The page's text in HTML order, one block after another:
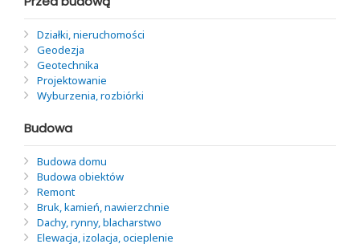
Działki, nieruchomości
Geodezja
Geotechnika
Projektowanie
Wyburzenia, rozbiórki
Budowa
Budowa domu
Budowa obiektów
Remont
Bruk, kamień, nawierzchnie
Dachy, rynny, blacharstwo
Elewacja, izolacja, ocieplenie